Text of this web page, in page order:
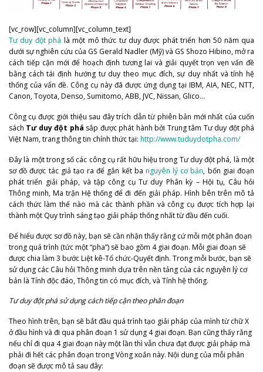
[vc_row][vc_column][vc_column_text]
Tư duy đột phá là một mô thức tư duy được phát triển hơn 50 năm qua
dưới sự nghiên cứu của GS Gerald Nadler (Mỹ) và GS Shozo Hibino, mở ra
cách tiếp cận mới để hoạch định tương lai và giải quyết trọn vẹn vấn đề
bằng cách tái định hướng tư duy theo mục đích, sự duy nhất và tính hệ
thống của vấn đề. Công cụ này đã được ứng dụng tại IBM, AIA, NEC, NTT,
Canon, Toyota, Denso, Sumitomo, ABB, JVC, Nissan, Glico…
Công cụ được giới thiệu sau đây trích dẫn từ phiên bản mới nhất của cuốn
sách Tư duy đột phá sắp được phát hành bởi Trung tâm Tư duy đột phá
Việt Nam, trang thông tin chính thức tại: http://www.tuduydotpha.com/
Đây là một trong số các công cụ rất hữu hiệu trong Tư duy đột phá, là một
sơ đồ được tác giả tạo ra để gắn kết ba nguyên lý cơ bản, bốn giai đoạn
phát triển giải pháp, và tập công cụ Tư duy Phân kỳ – Hội tụ, Câu hỏi
Thông minh, Ma trận Hệ thống để đi đến giải pháp. Hình bên trên mô tả
cách thức làm thế nào mà các thành phần và công cụ được tích hợp lại
thành một Quy trình sáng tạo giải pháp thống nhất từ đầu đến cuối.
Để hiểu được sơ đồ này, bạn sẽ cần nhận thấy rằng cứ mỗi một phân đoạn
trong quá trình (tức một “pha”) sẽ bao gồm 4 giai đoạn. Mỗi giai đoạn sẽ
được chia làm 3 bước Liệt kê-Tổ chức-Quyết định. Trong mỗi bước, bạn sẽ
sử dụng các Câu hỏi Thông minh dựa trên nền tảng của các nguyên lý cơ
bản là Tính độc đáo, Thông tin có mục đích, và Tính hệ thống.
Tư duy đột phá sử dụng cách tiếp cận theo phân đoạn
Theo hình trên, bạn sẽ bắt đầu quá trình tạo giải pháp của mình từ chữ X
ở đầu hình và đi qua phân đoạn 1 sử dụng 4 giai đoạn. Bạn cũng thấy rằng
nếu chỉ đi qua 4 giai đoạn này một lần thì vẫn chưa đạt được giải pháp mà
phải đi hết các phân đoạn trong Vòng xoắn này. Nội dung của mỗi phân
đoạn sẽ được mô tả sau đây: